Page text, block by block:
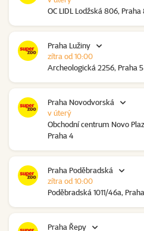
OC LIDL Lodžská 806,
Praha Lužiny
Archeologická 2256, Praha 5
zítra od 10:00
Praha Novodvorská
Obchodní centrum Novo
Praha 4
v úterý
Praha Poděbradská
Poděbradská 1011/46a,
zítra od 10:00
Praha Řepy